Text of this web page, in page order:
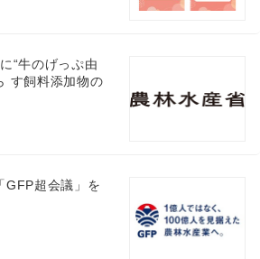
“牛のげっぷ由
す飼料添加物の
GFP超会議」を